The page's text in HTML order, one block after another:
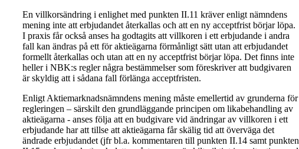
En villkorsändring i enlighet med punkten II.11 kräver enligt nämndens
mening inte att erbjudandet återkallas och att en ny acceptfrist börjar löpa.
I praxis får också anses ha godtagits att villkoren i ett erbjudande i andra
fall kan ändras på ett för aktieägarna förmånligt sätt utan att erbjudandet
formellt återkallas och utan att en ny acceptfrist börjar löpa. Det finns inte
heller i NBK:s regler några bestämmelser som föreskriver att budgivaren
är skyldig att i sådana fall förlänga acceptfristen.
Enligt Aktiemarknadsnämndens mening måste emellertid av grunderna för
regleringen – särskilt den grundläggande principen om likabehandling av
aktieägarna - anses följa att en budgivare vid ändringar av villkoren i ett
erbjudande har att tillse att aktieägarna får skälig tid att överväga det
ändrade erbjudandet (jfr bl.a. kommentaren till punkten II.14 samt punkten